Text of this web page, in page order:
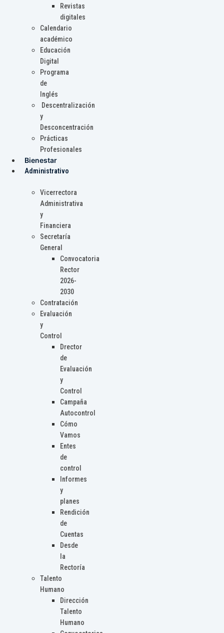
Revistas
digitales
Calendario
académico
Educación
Digital
Programa
de
Inglés
Descentralización
y
Desconcentración
Prácticas
Profesionales
Bienestar
Administrativo
Vicerrectora
Administrativa
y
Financiera
Secretaría
General
Convocatoria
Rector
2026-
2030
Contratación
Evaluación
y
Control
Drector
de
Evaluación
y
Control
Campaña
Autocontrol
Cómo
Vamos
Entes
de
control
Informes
y
planes
Rendición
de
Cuentas
Desde
la
Rectoría
Talento
Humano
Dirección
Talento
Humano